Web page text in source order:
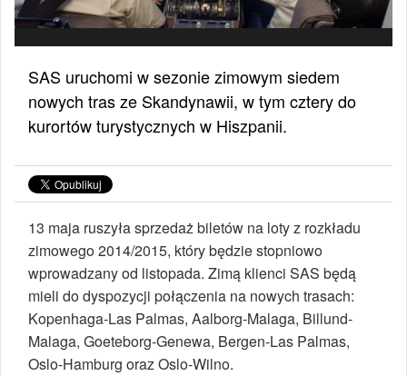
SAS uruchomi w sezonie zimowym siedem
nowych tras ze Skandynawii, w tym cztery do
kurortów turystycznych w Hiszpanii.
13 maja ruszyła sprzedaż biletów na loty z rozkładu
zimowego 2014/2015, który będzie stopniowo
wprowadzany od listopada. Zimą klienci SAS będą
mieli do dyspozycji połączenia na nowych trasach:
Kopenhaga-Las Palmas, Aalborg-Malaga, Billund-
Malaga, Goeteborg-Genewa, Bergen-Las Palmas,
Oslo-Hamburg oraz Oslo-Wilno.